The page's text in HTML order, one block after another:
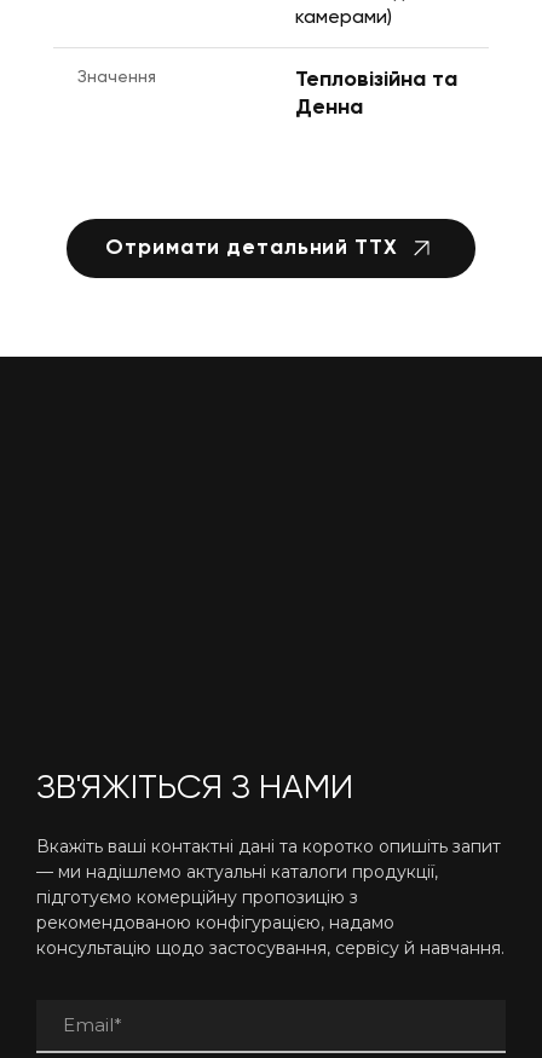
камерами)
Значення
Тепловізійна та
Денна
Отримати детальний ТТХ
ЗВ'ЯЖІТЬСЯ З НАМИ
Вкажіть ваші контактні дані та коротко опишіть запит
— ми надішлемо актуальні каталоги продукції,
підготуємо комерційну пропозицію з
рекомендованою конфігурацією, надамо
консультацію щодо застосування, сервісу й навчання.